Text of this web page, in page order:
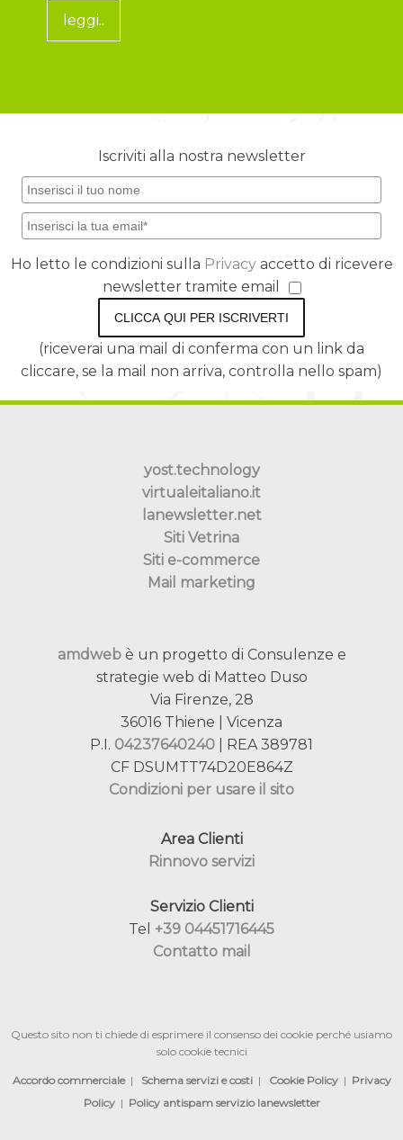
leggi..
Iscriviti alla nostra newsletter
Ho letto le condizioni sulla Privacy accetto di ricevere
newsletter tramite email
CLICCA QUI PER ISCRIVERTI
(riceverai una mail di conferma con un link da
cliccare, se la mail non arriva, controlla nello spam)
yost.technology
virtualeitaliano.it
lanewsletter.net
Siti Vetrina
Siti e-commerce
Mail marketing
amdwebè un progetto di Consulenze e
strategie web di Matteo Duso
Via Firenze, 28
36016 Thiene | Vicenza
P.I. 04237640240 | REA 389781
CF DSUMTT74D20E864Z
Condizioni per usare il sito
Area Clienti
Rinnovo servizi
Servizio Clienti
Tel +39 04451716445
Contatto mail
Questo sito non ti chiede di esprimere il consenso dei cookie perché usiamo
solo cookie tecnici
Accordo commerciale| Schema servizi e costi| Cookie Policy| Privacy
Policy| Policy antispam servizio lanewsletter